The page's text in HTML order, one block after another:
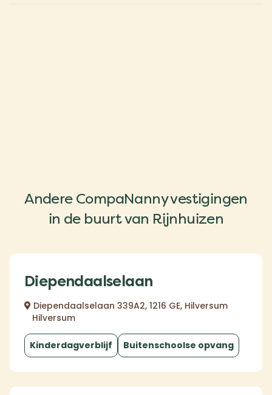
Andere CompaNanny vestigingen
in de buurt van Rijnhuizen
Diependaalselaan
Diependaalselaan 339A2, 1216 GE, Hilversum
Hilversum
Kinderdagverblijf Buitenschoolse opvang